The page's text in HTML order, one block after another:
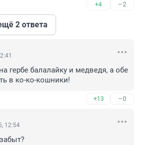
+4 –2
2 ответа
гербе балалайку и медведя, а обе
в ко-ко-кошники!
+13 –0
12:54